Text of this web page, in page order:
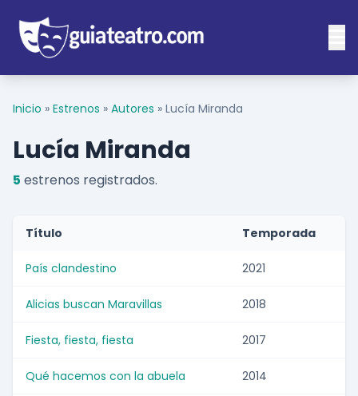
Inicio » Estrenos » Autores » Lucía Miranda
Lucía Miranda
5 estrenos registrados.
Título Temporada
País clandestino 2021
Alicias buscan Maravillas 2018
Fiesta, fiesta, fiesta 2017
Qué hacemos con la abuela 2014